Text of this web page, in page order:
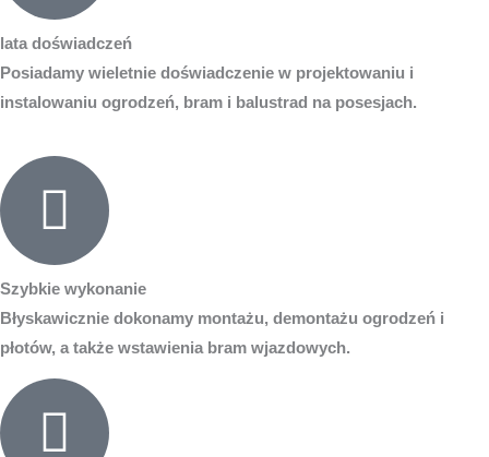
lata doświadczeń
Posiadamy wieletnie doświadczenie w projektowaniu i
instalowaniu ogrodzeń, bram i balustrad na posesjach.
Szybkie wykonanie
Błyskawicznie dokonamy montażu, demontażu ogrodzeń i
płotów, a także wstawienia bram wjazdowych.